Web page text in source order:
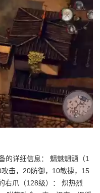
的详细信息： 魑魅魍魉（1
击，20防御，10敏捷，15
右爪（128级）： 炽热烈